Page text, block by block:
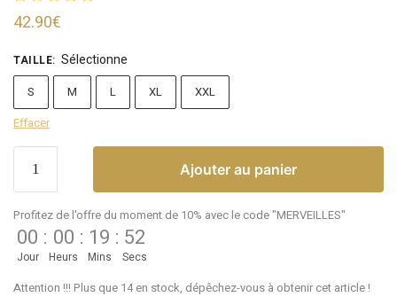
42.90€
TAILLE: Sélectionne
S M L XL
XXL
Effacer
Ajouter au panier
Profitez de l'offre du moment de 10% avec le code "MERVEILLES"
00
Jour
: 00
Heurs
: 19
Mins
: 52
Secs
Attention !!! Plus que 14 en stock, dépêchez-vous à obtenir cet article !